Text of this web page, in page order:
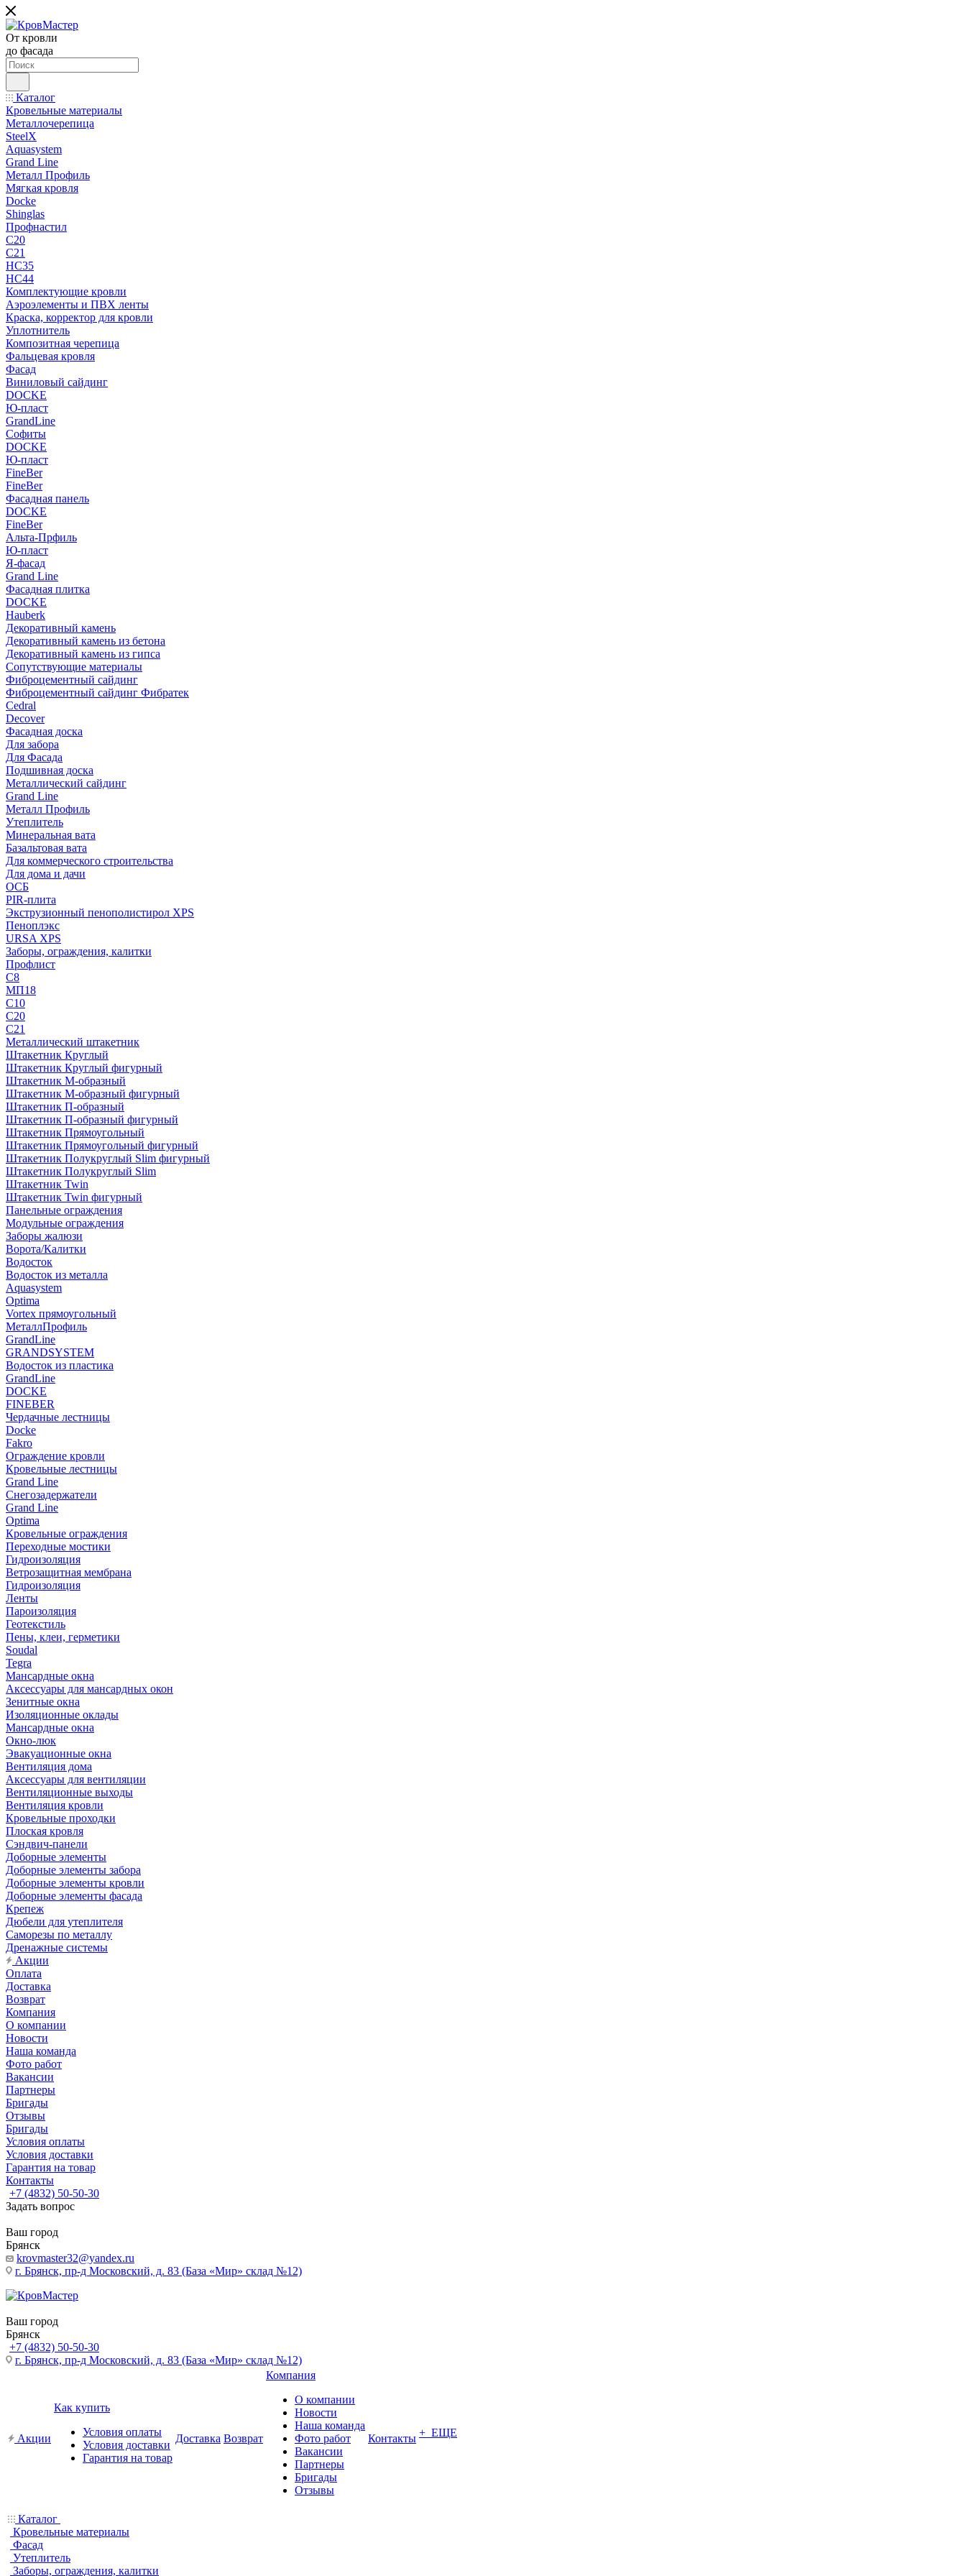
От кровли
до фасада
Каталог
Кровельные материалы
Металлочерепица
SteelX
Aquasystem
Grand Line
Металл Профиль
Мягкая кровля
Docke
Shinglas
Профнастил
C20
C21
НС35
НС44
Комплектующие кровли
Аэроэлементы и ПВХ ленты
Краска, корректор для кровли
Уплотнитель
Композитная черепица
Фальцевая кровля
Фасад
Виниловый сайдинг
DOCKE
Ю-пласт
GrandLine
Софиты
DOCKE
Ю-пласт
FineBer
FineBer
Фасадная панель
DOCKE
FineBer
Альта-Прфиль
Ю-пласт
Я-фасад
Grand Line
Фасадная плитка
DOCKE
Hauberk
Декоративный камень
Декоративный камень из бетона
Декоративный камень из гипса
Сопутствующие материалы
Фиброцементный сайдинг
Фиброцементный сайдинг Фибратек
Cedral
Decover
Фасадная доска
Для забора
Для Фасада
Подшивная доска
Металлический сайдинг
Grand Line
Металл Профиль
Утеплитель
Минеральная вата
Базальтовая вата
Для коммерческого строительства
Для дома и дачи
ОСБ
PIR-плита
Экструзионный пенополистирол XPS
Пеноплэкс
URSA XPS
Заборы, ограждения, калитки
Профлист
С8
МП18
С10
С20
С21
Металлический штакетник
Штакетник Круглый
Штакетник Круглый фигурный
Штакетник М-образный
Штакетник М-образный фигурный
Штакетник П-образный
Штакетник П-образный фигурный
Штакетник Прямоугольный
Штакетник Прямоугольный фигурный
Штакетник Полукруглый Slim фигурный
Штакетник Полукруглый Slim
Штакетник Twin
Штакетник Twin фигурный
Панельные ограждения
Модульные ограждения
Заборы жалюзи
Ворота/Калитки
Водосток
Водосток из металла
Aquasystem
Optima
Vortex прямоугольный
МеталлПрофиль
GrandLine
GRANDSYSTEM
Водосток из пластика
GrandLine
DOCKE
FINEBER
Чердачные лестницы
Docke
Fakro
Ограждение кровли
Кровельные лестницы
Grand Line
Снегозадержатели
Grand Line
Optima
Кровельные ограждения
Переходные мостики
Гидроизоляция
Ветрозащитная мембрана
Гидроизоляция
Ленты
Пароизоляция
Геотекстиль
Пены, клеи, герметики
Soudal
Tegra
Мансардные окна
Аксессуары для мансардных окон
Зенитные окна
Изоляционные оклады
Мансардные окна
Окно-люк
Эвакуационные окна
Вентиляция дома
Аксессуары для вентиляции
Вентиляционные выходы
Вентиляция кровли
Кровельные проходки
Плоская кровля
Сэндвич-панели
Доборные элементы
Доборные элементы забора
Доборные элементы кровли
Доборные элементы фасада
Крепеж
Дюбели для утеплителя
Саморезы по металлу
Дренажные системы
Акции
Оплата
Доставка
Возврат
Компания
О компании
Новости
Наша команда
Фото работ
Вакансии
Партнеры
Бригады
Отзывы
Бригады
Условия оплаты
Условия доставки
Гарантия на товар
Контакты
+7 (4832) 50-50-30
Задать вопрос
Ваш город
Брянск
krovmaster32@yandex.ru
г. Брянск, пр-д Московский, д. 83 (База «Мир» склад №12)
Ваш город
Брянск
+7 (4832) 50-50-30
г. Брянск, пр-д Московский, д. 83 (База «Мир» склад №12)
Акции
Как купить
Условия оплаты
Условия доставки
Гарантия на товар
Доставка Возврат
Компания
О компании
Новости
Наша команда
Фото работ
Вакансии
Партнеры
Бригады
Отзывы
Контакты + ЕЩЕ
Каталог
Кровельные материалы
Фасад
Утеплитель
Заборы, ограждения, калитки